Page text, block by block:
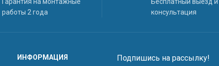
работы 2 года
консультация
ИНФОРМАЦИЯ Подпишись на рассылку!